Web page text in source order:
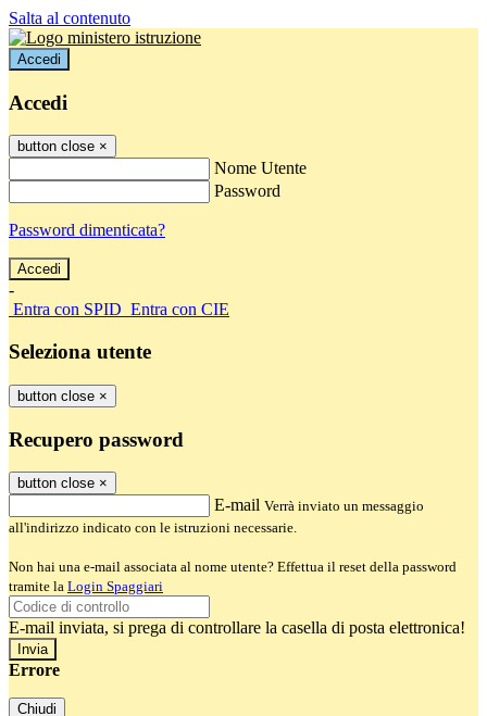
Salta al contenuto
Accedi
Accedi
button close ×
Nome Utente
Password
Password dimenticata?
-
Entra con SPID Entra con CIE
Seleziona utente
button close ×
Recupero password
button close ×
E-mail Verrà inviato un messaggio
all'indirizzo indicato con le istruzioni necessarie.
Non hai una e-mail associata al nome utente? Effettua il reset della password
tramite la Login Spaggiari
E-mail inviata, si prega di controllare la casella di posta elettronica!
Errore
Chiudi